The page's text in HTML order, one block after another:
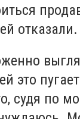
отказали.
это
судя по